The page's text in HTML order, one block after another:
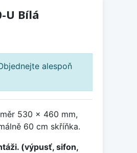
U Bílá
alespoň
530 x 460 mm,
60 cm skříňka.
(výpusť, sifon,